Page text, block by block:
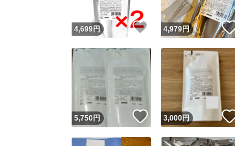
4,699円 いいね！
4,979円
5,750円 いいね！
3,000円